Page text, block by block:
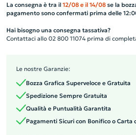
La consegna è tra il 12/08 e il 14/08se la
pagamento sono confermati prima delle
Hai bisogno una consegna tassativa?
Contattaci allo 02 800 11074 prima di
Le nostre Garanzie:
Bozza Grafica Superveloce e Gratuita
Spedizione Sempre Gratuita
Qualità e Puntualità Garantita
Pagamenti Sicuri con Bonifico o Carta